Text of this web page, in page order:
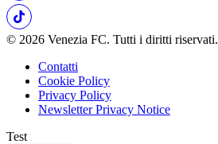
© 2026 Venezia FC. Tutti i diritti riservati.
Contatti
Cookie Policy
Privacy Policy
Newsletter Privacy Notice
Test